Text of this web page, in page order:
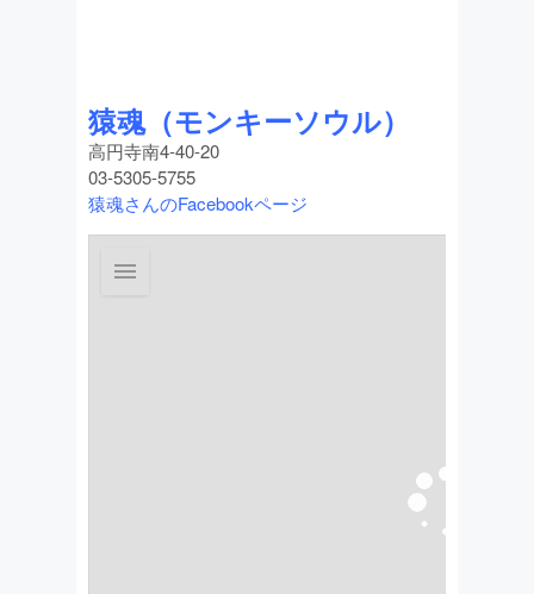
猿魂（モンキーソウル）
高円寺南4-40-20
03-5305-5755
猿魂さんのFacebookページ